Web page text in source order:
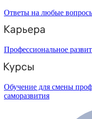
Ответы на любые
Профессиональное
Обучение для смены
саморазвития